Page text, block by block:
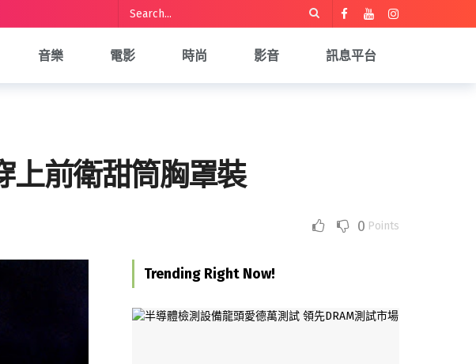
音樂 電影 時尚 影音 訊息平台
上前衛甜筒胸罩裝
0 Points
Trending Right Now!